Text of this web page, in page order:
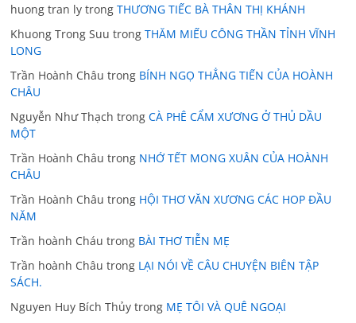
huong tran ly trongTHƯƠNG TIẾC BÀ THÂN THỊ KHÁNH
Khuong Trong Suu trongTHĂM MIẾU CÔNG THẦN TỈNH VĨNH
LONG
Trần Hoành Châu trong BÍNH NGỌ THẲNG TIẾN CỦA HOÀNH
CHÂU
Nguyễn Như Thạch trongCÀ PHÊ CẨM XƯƠNG Ở THỦ DẦU
MỘT
Trần Hoành Châu trong NHỚ TẾT MONG XUÂN CỦA HOÀNH
CHÂU
Trần Hoành Châu trong HỘI THƠ VĂN XƯƠNG CÁC HOP ĐẦU
NĂM
Trần hoành Cháu trong BÀI THƠ TIỄN MẸ
Trần hoành Châu trong LẠI NÓI VỀ CÂU CHUYỆN BIÊN TẬP
SÁCH.
Nguyen Huy Bích Thủy trong MẸ TÔI VÀ QUÊ NGOẠI